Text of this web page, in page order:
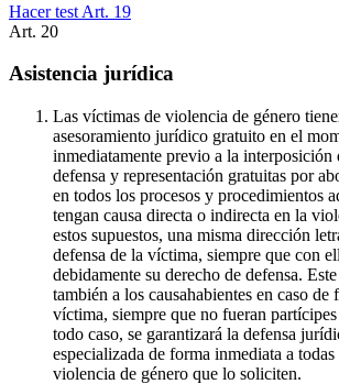
Hacer test Art. 19
Art. 20
Asistencia jurídica
Las víctimas de violencia de género
asesoramiento jurídico gratuito en el
inmediatamente previo a la interposición
defensa y representación gratuitas por
en todos los procesos y procedimientos
tengan causa directa o indirecta en la
estos supuestos, una misma dirección
defensa de la víctima, siempre que con
debidamente su derecho de defensa.
también a los causahabientes en caso de
víctima, siempre que no fueran
todo caso, se garantizará la defensa
especializada de forma inmediata a
violencia de género que lo soliciten.